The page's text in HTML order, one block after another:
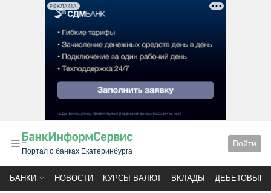
РЕКЛАМА
Портал о банках Екатеринбурга
Войти
БАНКИ НОВОСТИ КУРСЫ ВАЛЮТ ВКЛАДЫ ДЕБЕТОВЫЕ